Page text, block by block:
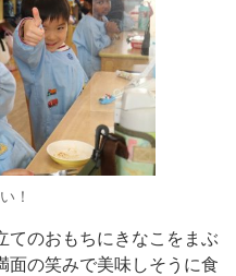
！
てのおもちにきなこをまぶ
面の笑みで美味しそうに食